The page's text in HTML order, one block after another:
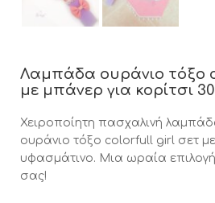
Λαμπάδα ουράνιο τόξο
με μπάνερ για κορίτσι
Χειροποίητη πασχαλινή
ουράνιο τόξο colorfull girl σετ
υφασμάτινο. Μια ωραία
σας!